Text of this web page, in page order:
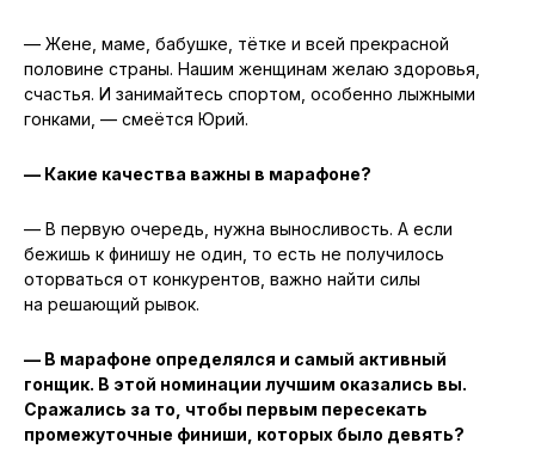
— Жене, маме, бабушке, тётке и всей прекрасной
половине страны. Нашим женщинам желаю здоровья,
счастья. И занимайтесь спортом, особенно лыжными
гонками, — смеётся Юрий.
— Какие качества важны в марафоне?
— В первую очередь, нужна выносливость. А если
бежишь к финишу не один, то есть не получилось
оторваться от конкурентов, важно найти силы
на решающий рывок.
— В марафоне определялся и самый активный
гонщик. В этой номинации лучшим оказались вы.
Сражались за то, чтобы первым пересекать
промежуточные финиши, которых было девять?